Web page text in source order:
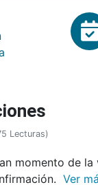
Lecturas)
momento de
Ver